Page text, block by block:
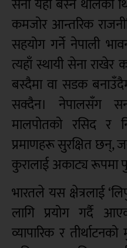
सेना यहाँ बस्न थालेको
कमजोर आन्तरिक
सहयोग गर्ने नेपाली
त्यहाँ स्थायी सेना
बस्दैमा वा सडक
सक्दैन। नेपालसँग
मालपोतको रसिद र
प्रमाणहरू सुरक्षित छन्,
कुरालाई अकाट्य रूपमा
भारतले यस क्षेत्रलाई
लागि प्रयोग गर्दै
व्यापारिक र